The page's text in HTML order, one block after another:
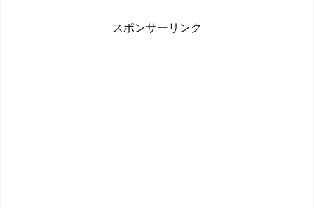
スポンサーリンク